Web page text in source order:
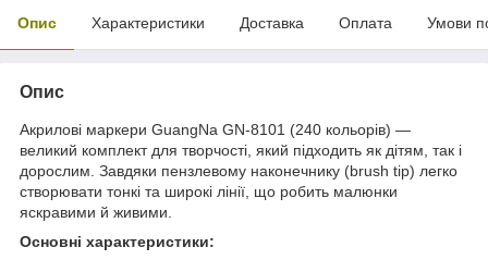
Опис Характеристики Доставка Оплата Умови
Опис
Акрилові маркери GuangNa GN-8101 (240 кольорів) —
великий комплект для творчості, який підходить як дітям, так і
дорослим. Завдяки пензлевому наконечнику (brush tip) легко
створювати тонкі та широкі лінії, що робить малюнки
яскравими й живими.
Основні характеристики: